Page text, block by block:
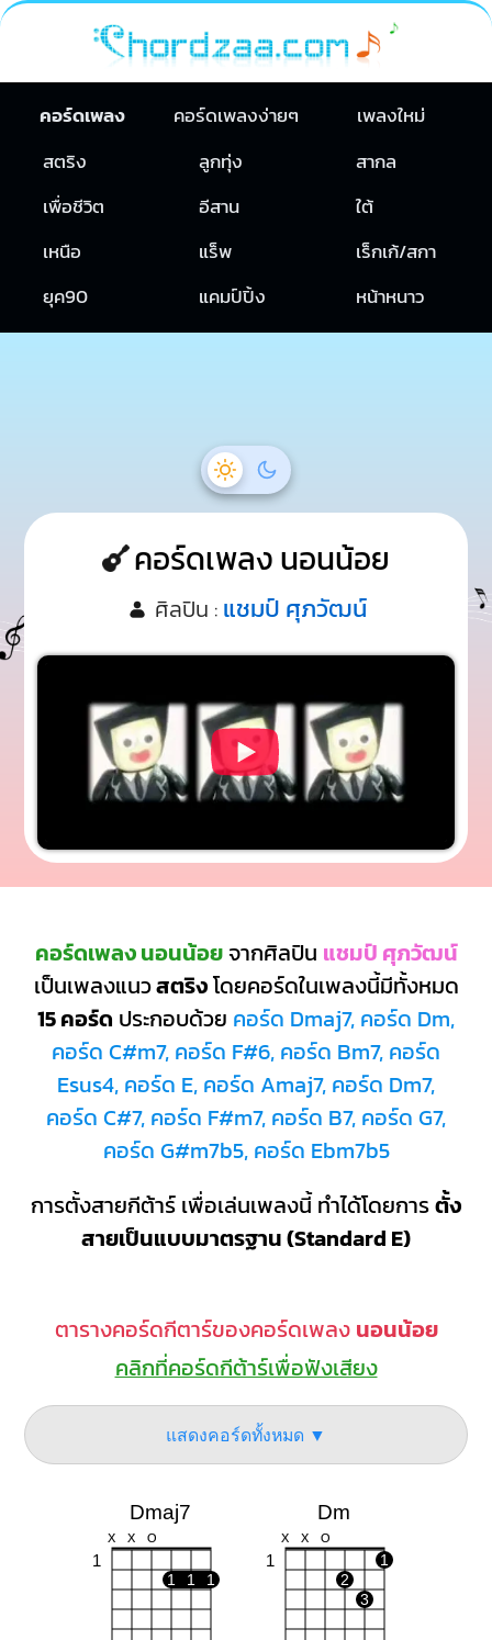
คอร์ดเพลง คอร์ดเพลงง่ายๆ
เพลงใหม่
สตริง
ลูกทุ่ง
สากล
เพื่อชีวิต
อีสาน
ใต้
เหนือ
แร็พ
เร็กเก้/สกา
ยุค90
แคมป์ปิ้ง หน้าหนาว
คอร์ดเพลง นอนน้อย
ศิลปิน : แชมป์ ศุภวัฒน์
คอร์ดเพลง นอนน้อยจากศิลปิน แชมป์ ศุภวัฒน์
เป็นเพลงแนวสตริงโดยคอร์ดในเพลงนี้มีทั้งหมด
15 คอร์ด ประกอบด้วย คอร์ด Dmaj7, คอร์ด Dm,
คอร์ด C#m7, คอร์ด F#6, คอร์ด Bm7, คอร์ด
Esus4, คอร์ด E, คอร์ด Amaj7, คอร์ด Dm7,
คอร์ด C#7, คอร์ด F#m7, คอร์ด B7, คอร์ด G7,
คอร์ด G#m7b5, คอร์ด Ebm7b5
การตั้งสายกีต้าร์ เพื่อเล่นเพลงนี้ ทำได้โดยการตั้ง
สายเป็นแบบมาตรฐาน (Standard E)
ตารางคอร์ดกีตาร์ของคอร์ดเพลง นอนน้อย
คลิกที่คอร์ดกีต้าร์เพื่อฟังเสียง
แสดงคอร์ดทั้งหมด ▼
Dmaj7
X X O
1
1 1 1
Dm
X X O
1
1
2
3